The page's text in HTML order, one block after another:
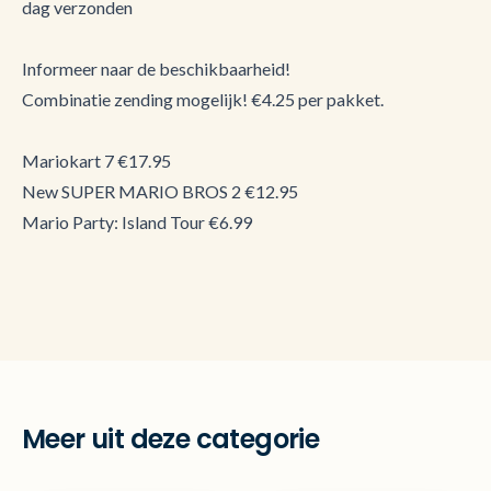
dag verzonden
Informeer naar de beschikbaarheid!
Combinatie zending mogelijk! €4.25 per pakket.
Mariokart 7 €17.95
New SUPER MARIO BROS 2 €12.95
Mario Party: Island Tour €6.99
Meer uit deze categorie